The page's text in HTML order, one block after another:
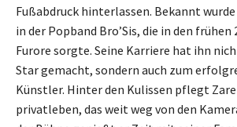
Fußabdruck hinterlassen. Bekannt
in der Popband Bro’Sis, die in den
Furore sorgte. Seine Karriere hat ihn
Star gemacht, sondern auch zum
Künstler. Hinter den Kulissen pflegt
privatleben, das weit weg von den